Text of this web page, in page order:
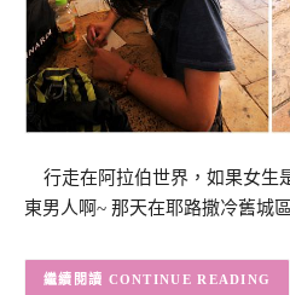
行走在阿拉伯世界，如果女生
東男人啊~ 那天在耶路撒冷舊城
CONTINUE READING